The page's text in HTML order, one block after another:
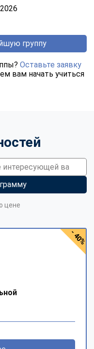
группу
Оставьте заявку
вам начать учиться
цене
- 40%